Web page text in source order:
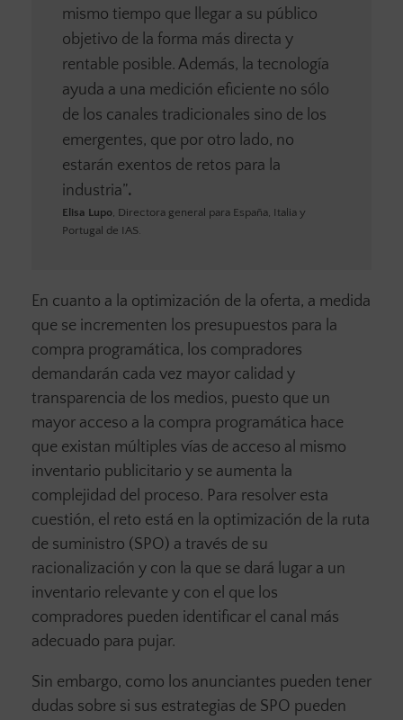
mismo tiempo que llegar a su público
objetivo de la forma más directa y
rentable posible. Además, la tecnología
ayuda a una medición eficiente no sólo
de los canales tradicionales sino de los
emergentes, que por otro lado, no
estarán exentos de retos para la
industria”.
Elisa Lupo, Directora general para España, Italia y
Portugal de IAS.
En cuanto a la optimización de la oferta, a medida
que se incrementen los presupuestos para la
compra programática, los compradores
demandarán cada vez mayor calidad y
transparencia de los medios, puesto que un
mayor acceso a la compra programática hace
que existan múltiples vías de acceso al mismo
inventario publicitario y se aumenta la
complejidad del proceso. Para resolver esta
cuestión, el reto está en la optimización de la ruta
de suministro (SPO) a través de su
racionalización y con la que se dará lugar a un
inventario relevante y con el que los
compradores pueden identificar el canal más
adecuado para pujar.
Sin embargo, como los anunciantes pueden tener
dudas sobre si sus estrategias de SPO pueden